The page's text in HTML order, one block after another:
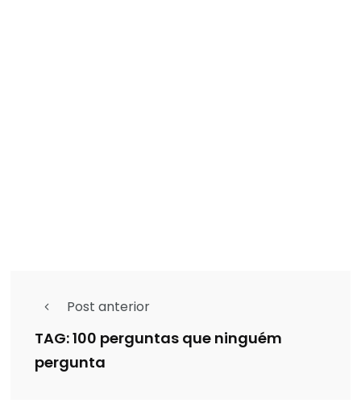
Post anterior
TAG: 100 perguntas que ninguém
pergunta